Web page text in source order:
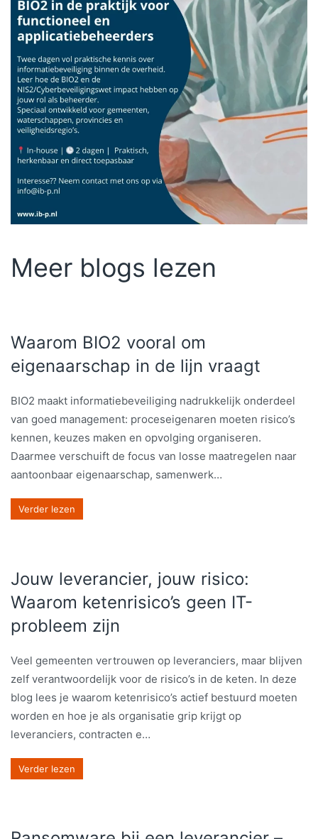
Vraag informatie aan om deze cursus in-house te
organiseren!
Ga naar website
Meer blogs lezen
Waarom BIO2 vooral om
eigenaarschap in de lijn vraagt
BIO2 maakt informatiebeveiliging nadrukkelijk onderdeel
van goed management: proceseigenaren moeten risico’s
kennen, keuzes maken en opvolging organiseren.
Daarmee verschuift de focus van losse maatregelen naar
aantoonbaar eigenaarschap, samenwerk…
Verder lezen
Jouw leverancier, jouw risico:
Waarom ketenrisico’s geen IT-
probleem zijn
Veel gemeenten vertrouwen op leveranciers, maar blijven
zelf verantwoordelijk voor de risico’s in de keten. In deze
blog lees je waarom ketenrisico’s actief bestuurd moeten
worden en hoe je als organisatie grip krijgt op
leveranciers, contracten e…
Verder lezen